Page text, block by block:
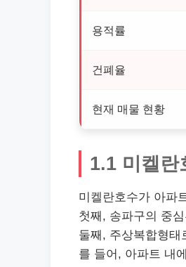
용적률
건폐율
현재 매물 현황
1.1 미켈란
미켈란호수가 아파
첫째, 송파구의 중
둘째, 주상복합형태
를 들어, 아파트 내